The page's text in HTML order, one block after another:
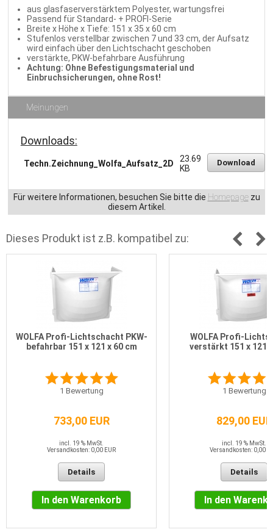
aus glasfaserverstärktem Polyester, wartungsfrei
Passend für Standard- + PROFI-Serie
Breite x Höhe x Tiefe: 151 x 35 x 60 cm
Stufenlos verstellbar zwischen 7 und 33 cm, der Aufsatz
wird einfach über den Lichtschacht geschoben
verstärkte, PKW-befahrbare Ausführung
Achtung: Ohne Befestigungsmaterial und
Einbruchsicherungen, ohne Rost!
Meinungen
Downloads:
Techn.Zeichnung_Wolfa_Aufsatz_2D
23.69
KB
Download
Für weitere Informationen, besuchen Sie bitte die Homepagezu
diesem Artikel.
Dieses Produkt ist z.B. kompatibel zu:
WOLFA Profi-Lichtschacht PKW-
befahrbar 151 x 121 x 60 cm
1 Bewertung
733,00 EUR
incl. 19 % MwSt.
Versandkosten: 0,00 EUR
Details
In den Warenkorb
WOLFA Profi-
verstärkt 151 x 121
1 Bewertung
829,00 EUR
incl. 19 % MwSt.
Versandkosten: 0,00
Details
In den